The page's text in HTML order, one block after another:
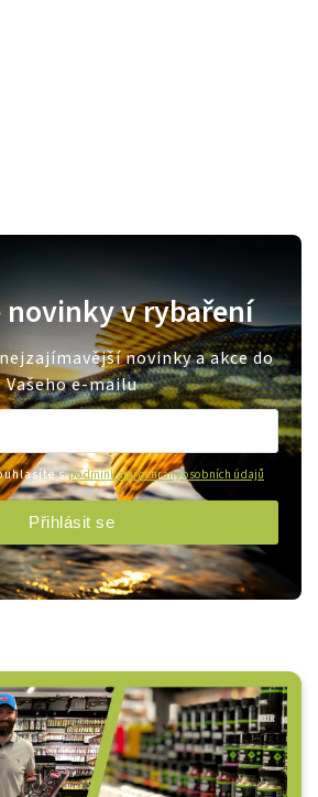
v rybaření
novinky a akce do
Vašeho e-mailu
spodmínkami ochrany osobních údajů
Přihlásit se